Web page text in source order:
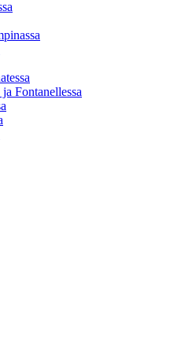
Fontanellessa